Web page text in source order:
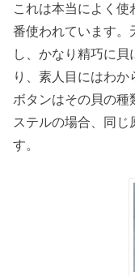
これは本当によく
番使われています。
し、かなり精巧に
り、素人目にはわ
ボタンはその貝の種
ステルの場合、同
す。